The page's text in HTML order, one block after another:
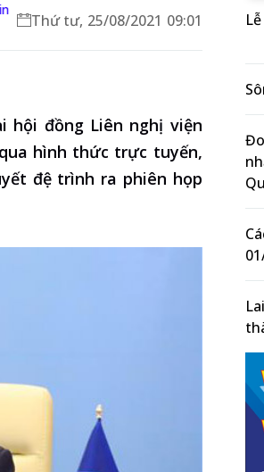
Thứ tư, 25/08/2021 09:01
hội đồng Liên nghị viện
hình thức trực tuyến,
đệ trình ra phiên họp